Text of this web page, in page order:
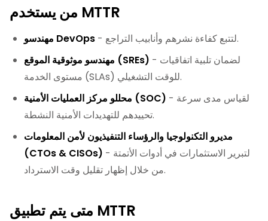
من يستخدم MTTR
مهندسو DevOps
- لتتبع كفاءة نشرهم وأنابيب التراجع.
مهندسو موثوقية الموقع (SREs) - لضمان تلبية اتفاقيات
مستوى الخدمة (SLAs) للوقت التشغيلي.
محللو مركز العمليات الأمنية (SOC) - لقياس مدى سرعة
تحييدهم للتهديدات الأمنية النشطة.
مديرو التكنولوجيا والرؤساء التنفيذيون لأمن المعلومات
(CTOs & CISOs) - لتبرير الاستثمارات في أدوات الأتمتة
من خلال إظهار تقليل وقت الاسترداد.
متى يتم تطبيق MTTR